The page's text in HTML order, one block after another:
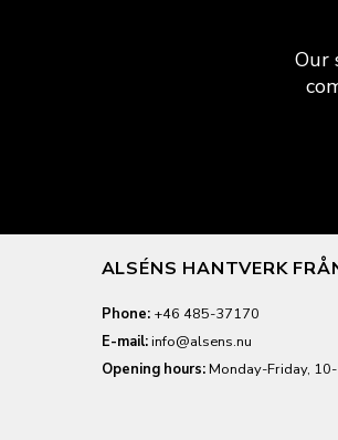
Our
ALSÉNS HANTVERK
Phone:+46 485-37170
E-mail:info@alsens.nu
Opening hours:Monday-Friday,